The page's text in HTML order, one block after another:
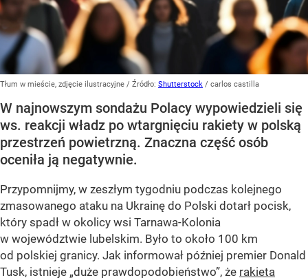
Tłum w mieście, zdjęcie ilustracyjne / Źródło: Shutterstock / carlos castilla
W najnowszym sondażu Polacy wypowiedzieli się
ws. reakcji władz po wtargnięciu rakiety w polską
przestrzeń powietrzną. Znaczna część osób
oceniła ją negatywnie.
Przypomnijmy, w zeszłym tygodniu podczas kolejnego
zmasowanego ataku na Ukrainę do Polski dotarł pocisk,
który spadł w okolicy wsi Tarnawa-Kolonia
w województwie lubelskim. Było to około 100 km
od polskiej granicy. Jak informował później premier Donald
Tusk, istnieje „duże prawdopodobieństwo”, że rakieta